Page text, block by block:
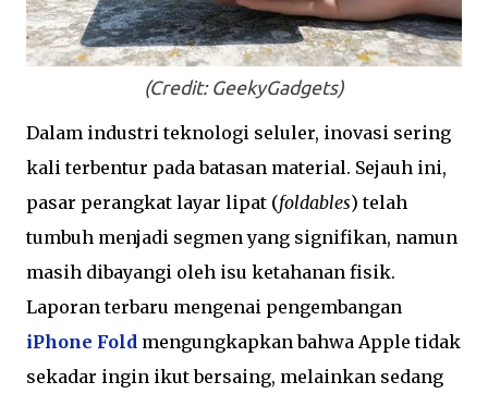
(Credit: GeekyGadgets)
Dalam industri teknologi seluler, inovasi sering
kali terbentur pada batasan material. Sejauh ini,
pasar perangkat layar lipat (foldables) telah
tumbuh menjadi segmen yang signifikan, namun
masih dibayangi oleh isu ketahanan fisik.
Laporan terbaru mengenai pengembangan
iPhone Fold mengungkapkan bahwa Apple tidak
sekadar ingin ikut bersaing, melainkan sedang